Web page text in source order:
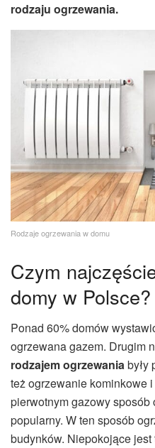
rodzaju ogrzewania.
Rodzaje ogrzewania w domu
Czym
domy w Polsce?
Ponad 60% domów
ogrzewana gazem. Drugim
rodzajem ogrzewaniabyły
też ogrzewanie kominkowe
pierwotnym gazowy
popularny. W ten sposób
budynków. Niepokojące